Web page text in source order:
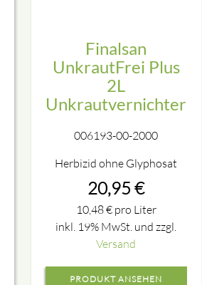
Finalsan
UnkrautFrei Plus
2L
Unkrautvernichter
006193-00-2000
Herbizid ohne Glyphosat
20,95€
10,48€pro Liter
inkl. 19% MwSt. und zzgl.
Versand
PRODUKT ANSEHEN